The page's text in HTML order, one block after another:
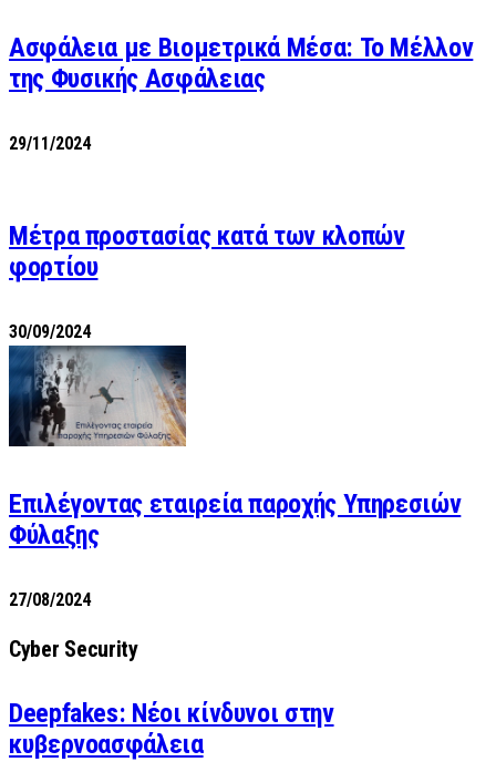
Ασφάλεια με Βιομετρικά Μέσα: Το Μέλλον
της Φυσικής Ασφάλειας
29/11/2024
Μέτρα προστασίας κατά των κλοπών
φορτίου
30/09/2024
Επιλέγοντας εταιρεία παροχής Υπηρεσιών
Φύλαξης
27/08/2024
Cyber Security
Deepfakes: Νέοι κίνδυνοι στην
κυβερνοασφάλεια